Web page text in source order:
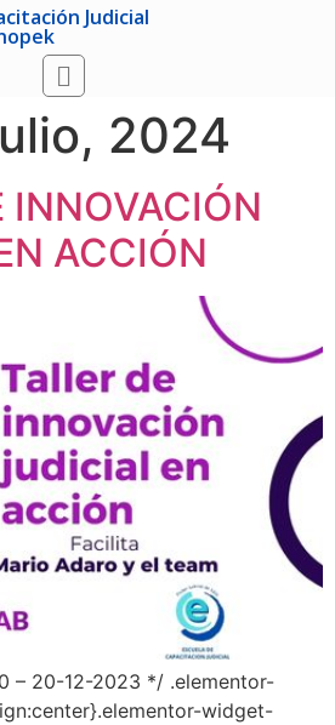
Judicial
2024
INNOVACIÓN
ACCIÓN
– 20-12-2023 */ .elementor-
widget-